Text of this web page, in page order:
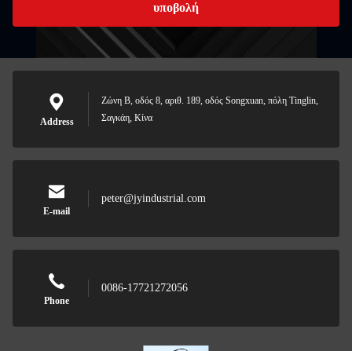
υποβολή
Address
Ζώνη Β, οδός 8, αριθ. 189, οδός Songxuan, πόλη Tinglin,
Σαγκάη, Κίνα
E-mail
peter@jyindustrial.com
Phone
0086-17721272056